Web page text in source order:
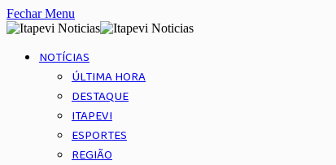
Fechar Menu
NOTÍCIAS
ÚLTIMA HORA
DESTAQUE
ITAPEVI
ESPORTES
REGIÃO